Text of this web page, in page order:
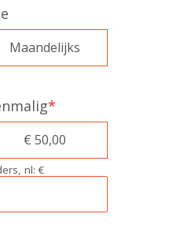
Maandelijks
*
€ 50,00
nl: €